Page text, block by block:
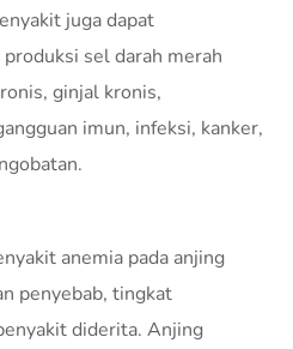
juga dapat
sel darah merah
ginjal kronis,
imun, infeksi, kanker,
anemia pada anjing
penyebab, tingkat
diderita. Anjing